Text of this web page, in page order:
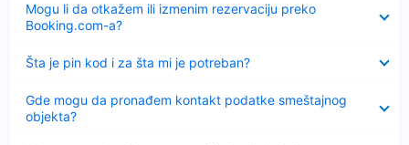
Mogu li da otkažem ili izmenim rezervaciju preko
Booking.com-a?
Šta je pin kod i za šta mi je potreban?
Sažeto
Gde mogu da pronađem kontakt podatke smeštajnog
objekta?